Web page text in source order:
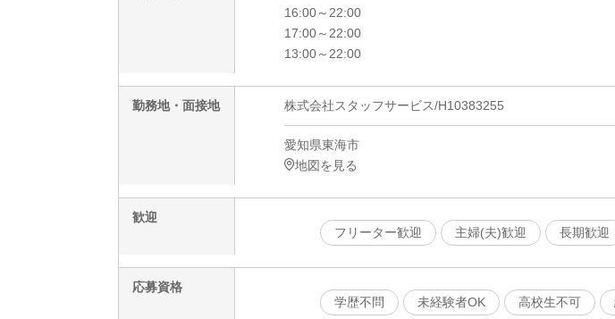
16:00～22:00
17:00～22:00
13:00～22:00
勤務地・面接地 株式会社スタッフサービス/H10383255
愛知県東海市
地図を見る
歓迎
フリーター歓迎
主婦(夫)歓迎 長期歓迎
応募資格
学歴不問
未経験者OK 高校生不可